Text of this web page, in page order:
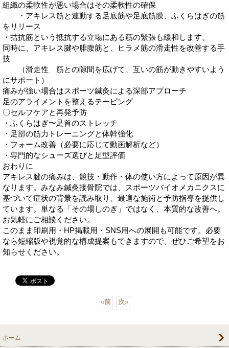
組織の柔軟性が悪い場合はその柔軟性の確保
・アキレス筋と連動する足底筋や足底筋膜、ふくらはぎの筋
をリリース
・拮抗筋という抵抗する立場にある筋の緊張も緩和します。
同時に、アキレス腱や腓腹筋と、ヒラメ筋の滑走性を改善する手
技
（滑走性 筋との隙間を広げて、互いの筋が動きやすいよう
にサポート）
痛みが強い場合はスポーツ鍼灸による深部アプローチ
足のアライメントを整えるテーピング
〇セルフケアと再発予防
・ふくらはぎ〜足首のストレッチ
・足部の筋力トレーニングと体幹強化
・フォーム改善（必要に応じて動画解析など）
・専門的なシューズ選びと足型評価
おわりに
アキレス腱の痛みは、競技・動作・体の使い方によって原因が異
なります。みなみ鍼灸接骨院では、スポーツバイオメカニクスに
基づいて症状の背景を読み取り、最適な施術と予防指導を提供し
ています。単なる「その場しのぎ」ではなく、本質的な改善へ。
お気軽にご相談ください。
このまま印刷用・HP掲載用・SNS用への展開も可能です。必要
なら短縮版や視覚的な構成提案もできますので、ぜひご希望をお
知らせください。
«前 次»
ホーム